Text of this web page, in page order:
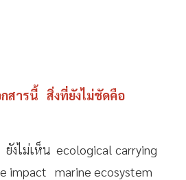
กสารนี้ สิ่งที่ยังไม่ชัดคือ
ยังไม่เห็น ecological carrying
impact marine ecosystem